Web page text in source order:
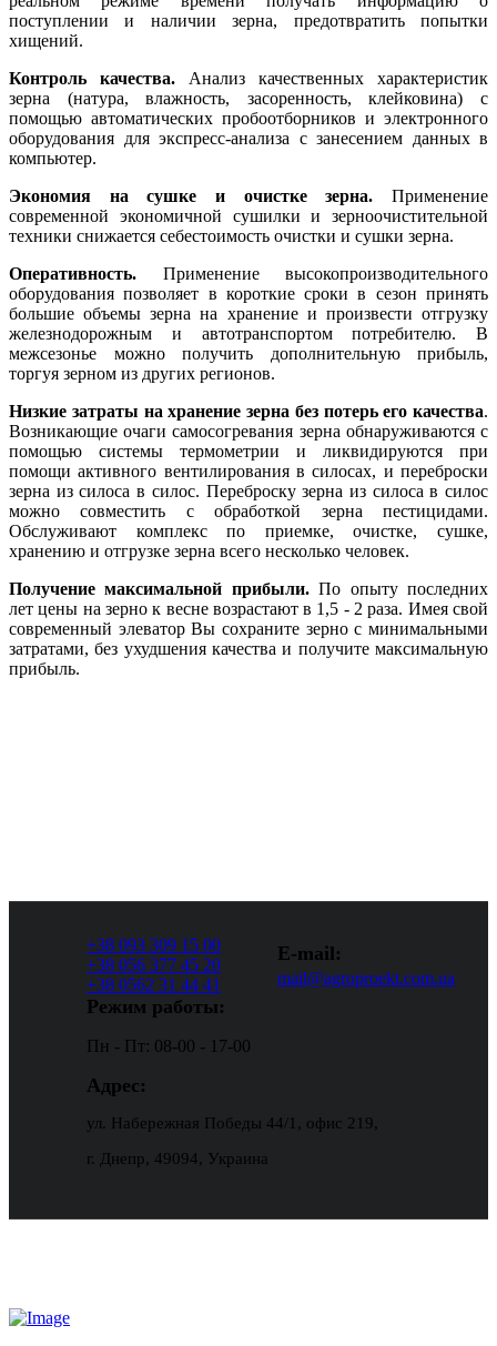
поступлении и наличии зерна, предотвратить попытки
хищений.
Контроль качества. Анализ качественных характеристик
зерна (натура, влажность, засоренность, клейковина) с
помощью автоматических пробоотборников и электронного
оборудования для экспресс-анализа с занесением данных в
компьютер.
Экономия на сушке и очистке зерна. Применение
современной экономичной сушилки и зерноочистительной
техники снижается себестоимость очистки и сушки зерна.
Оперативность. Применение высокопроизводительного
оборудования позволяет в короткие сроки в сезон принять
большие объемы зерна на хранение и произвести отгрузку
железнодорожным и автотранспортом потребителю. В
межсезонье можно получить дополнительную прибыль,
торгуя зерном из других регионов.
Низкие затраты на хранение зерна без потерь его качества.
Возникающие очаги самосогревания зерна обнаруживаются с
помощью системы термометрии и ликвидируются при
помощи активного вентилирования в силосах, и переброски
зерна из силоса в силос. Переброску зерна из силоса в силос
можно совместить с обработкой зерна пестицидами.
Обслуживают комплекс по приемке, очистке, сушке,
хранению и отгрузке зерна всего несколько человек.
Получение максимальной прибыли.По опыту последних
лет цены на зерно к весне возрастают в 1,5 - 2 раза. Имея свой
современный элеватор Вы сохраните зерно с минимальными
затратами, без ухудшения качества и получите максимальную
прибыль.
+38 093 309 15 00
+38 056 377 45 20
+38 0562 31 44 41
E-mail:
mail@agroproekt.com.ua
Режим работы:
Пн - Пт: 08-00 - 17-00
Адрес:
ул. Набережная Победы 44/1, офис 219,
г. Днепр, 49094, Украина